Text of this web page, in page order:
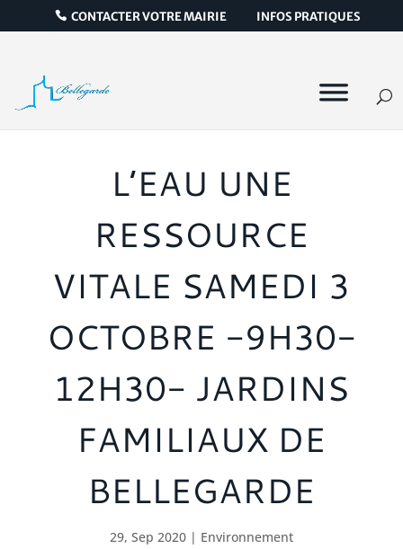
CONTACTER VOTRE MAIRIE INFOS PRATIQUES
L’EAU UNE
RESSOURCE
VITALE SAMEDI 3
OCTOBRE -9H30-
12H30- JARDINS
FAMILIAUX DE
BELLEGARDE
29, Sep 2020| Environnement